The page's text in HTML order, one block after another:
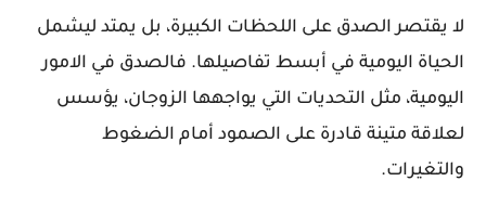
لا يقتصر الصدق على اللحظات الكبيرة، بل يمتد ليشمل
الحياة اليومية في أبسط تفاصيلها. فالصدق في الامور
اليومية، مثل التحديات التي يواجهها الزوجان، يؤسس
لعلاقة متينة قادرة على الصمود أمام الضغوط
والتغيرات.